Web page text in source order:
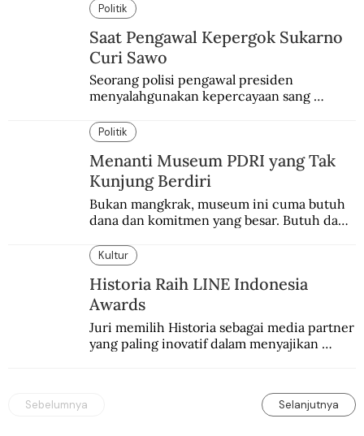
Politik
Saat Pengawal Kepergok Sukarno
Curi Sawo
Seorang polisi pengawal presiden
menyalahgunakan kepercayaan sang
Politik
Menanti Museum PDRI yang Tak
Kunjung Berdiri
Bukan mangkrak, museum ini cuma butuh
dana dan komitmen yang besar. Butuh dana
Kultur
Historia Raih LINE Indonesia
Awards
Juri memilih Historia sebagai media partner
yang paling inovatif dalam menyajikan
Sebelumnya Selanjutnya